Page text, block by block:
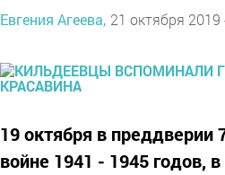
Евгения Агеева, 21 октября 2019
19 октября в
войне 1941 - 1945 годов,